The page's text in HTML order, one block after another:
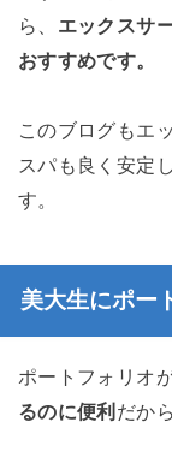
ら、 エックスサ
おすすめです。
このブログもエ
スパも良く安定
す。
美大生にポー
ポートフォリオ
るのに便利 だか